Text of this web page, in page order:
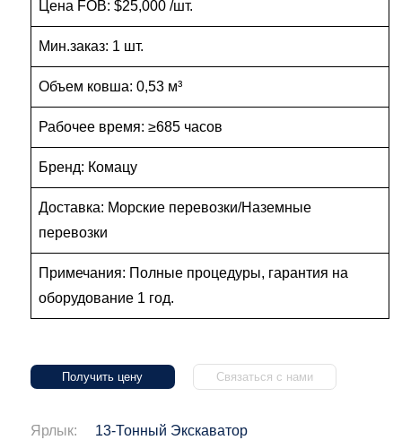
Цена FOB: $25,000 /шт.
Мин.заказ: 1 шт.
Объем ковша: 0,53 м³
Рабочее время: ≥685 часов
Бренд: Комацу
Доставка: Морские перевозки/Наземные
перевозки
Примечания: Полные процедуры, гарантия на
оборудование 1 год.
Получить цену Связаться с нами
Ярлык:
13-Тонный Экскаватор